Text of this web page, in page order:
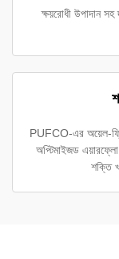
ক্ষয়রোধী উপাদান সহ
PUFCO-এর অয়েল-
অপ্টিমাইজড
শক্তি